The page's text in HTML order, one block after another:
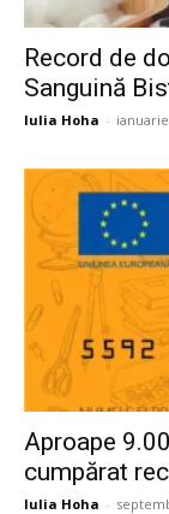
Record de
Sanguină
Iulia Hoha -
Aproape
cumpărat
Iulia Hoha -